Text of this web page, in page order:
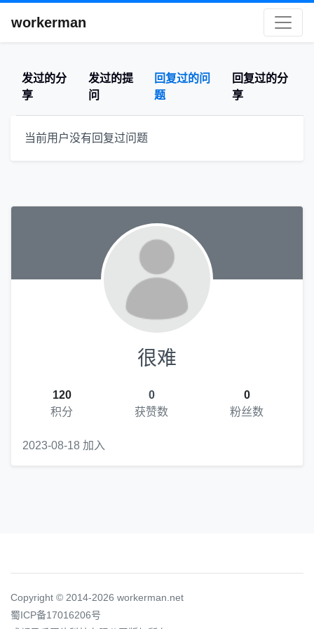
workerman
发过的分
享
发过的提
问
回复过的问
题
回复过的分
享
当前用户没有回复过问题
很难
120
积分
0
获赞数
0
粉丝数
2023-08-18 加入
Copyright © 2014-2026 workerman.net
蜀ICP备17016206号